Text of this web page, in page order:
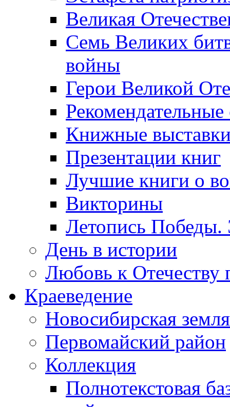
Великая
Семь Великих
войны
Герои Великой
Рекомендательные
Книжные
Презентации книг
Лучшие книги о
Викторины
Летопись Победы.
День в истории
Любовь к Отечеству
Краеведение
Новосибирская земля
Первомайский район
Коллекция
Полнотекстовая